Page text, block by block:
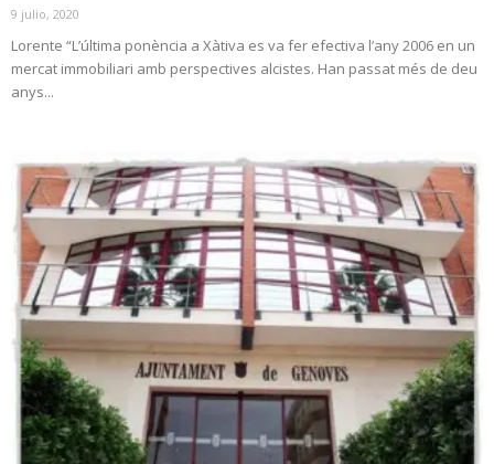
9 julio, 2020
Lorente “L’última ponència a Xàtiva es va fer efectiva l’any 2006 en un
mercat immobiliari amb perspectives alcistes. Han passat més de deu
anys...